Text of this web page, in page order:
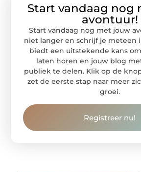
Start vandaag nog
avontuur!
Start vandaag nog met jouw
niet langer en schrijf je meteen
biedt een uitstekende kans
laten horen en jouw blog
publiek te delen. Klik op de knop
zet de eerste stap naar meer
groei.
Registreer nu!